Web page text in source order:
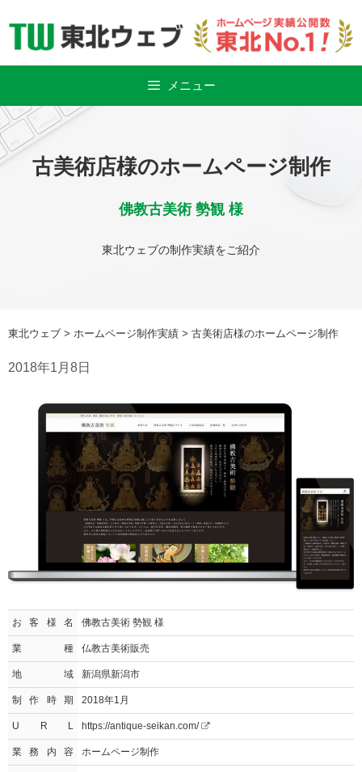
メニュー
古美術店様のホームページ制作
佛教古美術 勢観 様
東北ウェブの制作実績をご紹介
東北ウェブ > ホームページ制作実績 > 古美術店様のホームページ制作
2018年1月8日
お客様名 佛教古美術 勢観 様
業種 仏教古美術販売
地域 新潟県新潟市
制作時期 2018年1月
U R L https://antique-seikan.com/
業務内容 ホームページ制作